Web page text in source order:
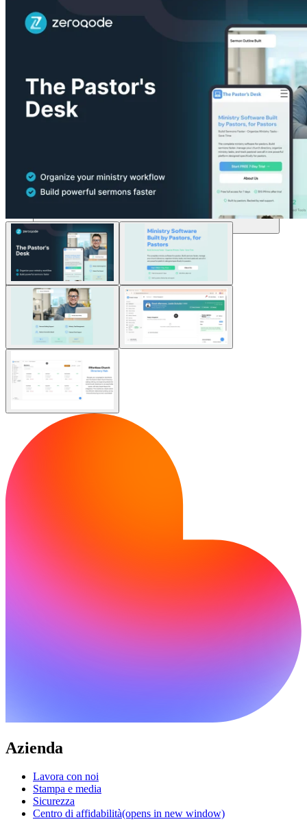
Comunità
Prezzi
Sicurezza
Accedi Inizia ora
Azienda
Lavora con noi
Stampa e media
Sicurezza
Centro di affidabilità(opens in new window)